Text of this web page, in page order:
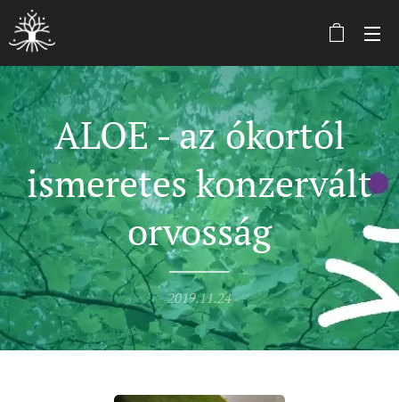
ALOE - az ókortól
ismeretes konzervált
orvosság
2019.11.24